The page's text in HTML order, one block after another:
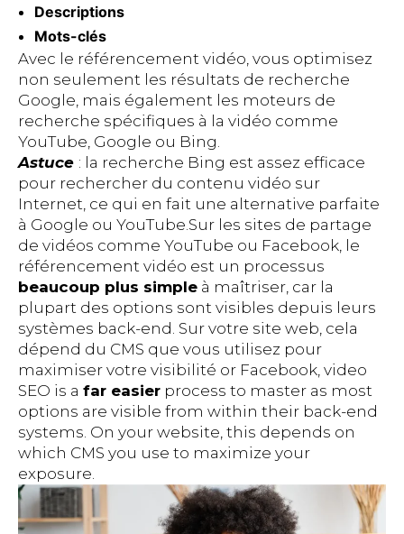
Descriptions
Mots-clés
Avec le référencement vidéo, vous optimisez
non seulement les résultats de recherche
Google, mais également les moteurs de
recherche spécifiques à la vidéo comme
YouTube, Google ou Bing.
Astuce : la recherche Bing est assez efficace
pour rechercher du contenu vidéo sur
Internet, ce qui en fait une alternative parfaite
à Google ou YouTube.Sur les sites de partage
de vidéos comme YouTube ou Facebook, le
référencement vidéo est un processus
beaucoup plus simple à maîtriser, car la
plupart des options sont visibles depuis leurs
systèmes back-end. Sur votre site web, cela
dépend du CMS que vous utilisez pour
maximiser votre visibilité or Facebook, video
SEO is a far easier process to master as most
options are visible from within their back-end
systems. On your website, this depends on
which CMS you use to maximize your
exposure.